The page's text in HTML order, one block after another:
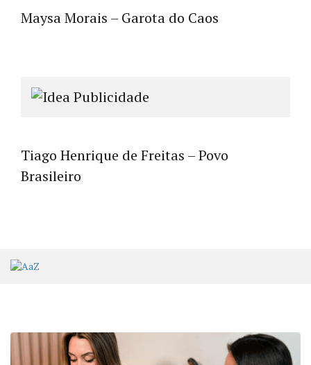
Maysa Morais – Garota do Caos
Tiago Henrique de Freitas – Povo
Brasileiro